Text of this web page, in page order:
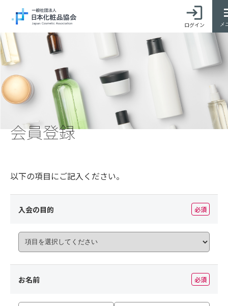
ログイン メ
会員登録
以下の項目にご記入ください。
入会の目的 必須
お名前 必須